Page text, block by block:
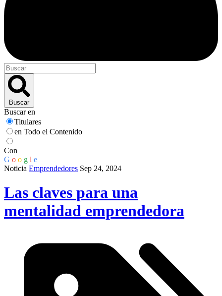
Buscar
Buscar en
Titulares
en Todo el Contenido
Con
G o o g l e
Noticia Emprendedores Sep 24, 2024
Las claves para una
mentalidad emprendedora